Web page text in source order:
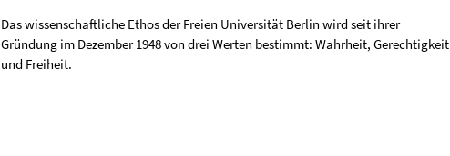
Das wissenschaftliche Ethos der Freien Universität Berlin wird seit ihrer
Gründung im Dezember 1948 von drei Werten bestimmt: Wahrheit, Gerechtigkeit
und Freiheit.